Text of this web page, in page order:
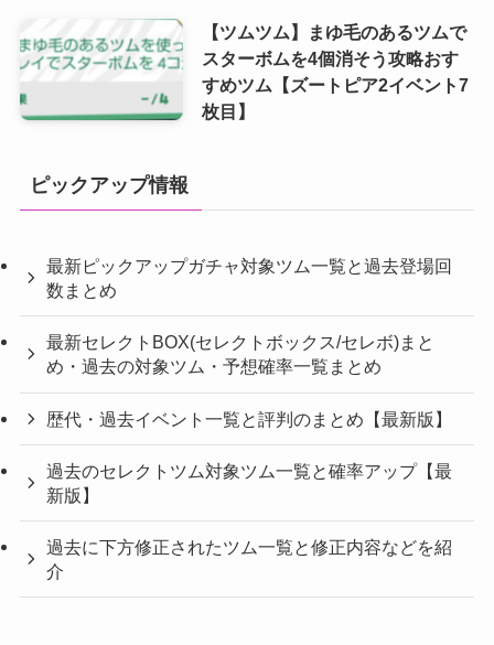
【ツムツム】まゆ毛のあるツムで
スターボムを4個消そう攻略おす
すめツム【ズートピア2イベント7
枚目】
ピックアップ情報
最新ピックアップガチャ対象ツム一覧と過去登場回
数まとめ
最新セレクトBOX(セレクトボックス/セレボ)まと
め・過去の対象ツム・予想確率一覧まとめ
歴代・過去イベント一覧と評判のまとめ【最新版】
過去のセレクトツム対象ツム一覧と確率アップ【最
新版】
過去に下方修正されたツム一覧と修正内容などを紹
介